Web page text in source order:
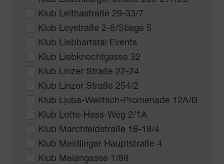
Klub Leithastraße 29-33/7
Klub Leystraße 2-8/Stiege 5
Klub Liebhartstal Events
Klub Liebknechtgasse 32
Klub Linzer Straße 22-24
Klub Linzer Straße 254/2
Klub Ljuba-Welitsch-Promenade 12A/B
Klub Lotte-Hass-Weg 2/1A
Klub Marchfeldstraße 16-18/4
Klub Meidlinger Hauptstraße 4
Klub Melangasse 1/88